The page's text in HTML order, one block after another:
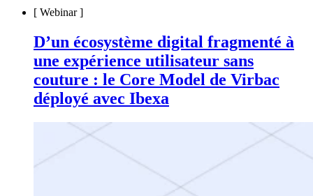
[ Webinar]
D’un écosystème digital fragmenté à
une expérience utilisateur sans
couture : le Core Model de Virbac
déployé avec Ibexa